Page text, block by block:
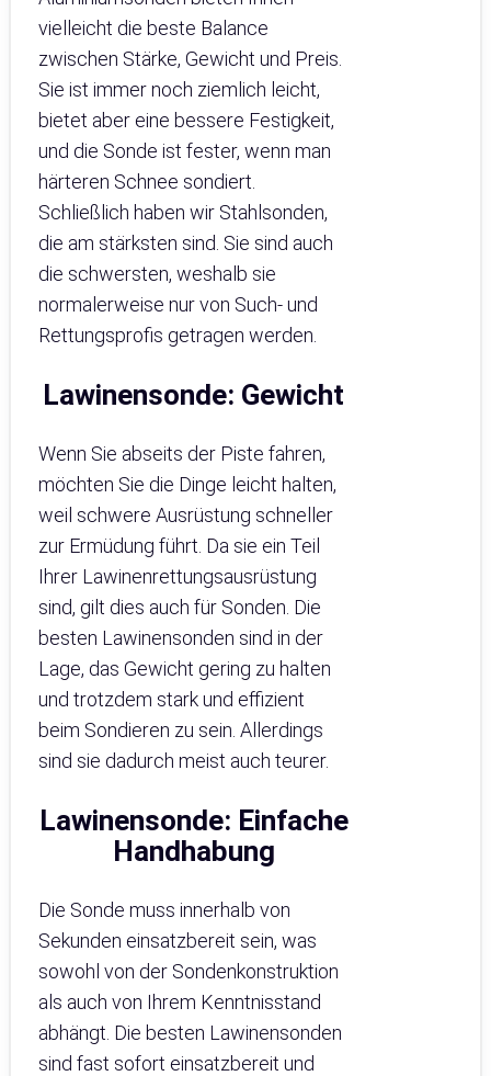
vielleicht die beste Balance
zwischen Stärke, Gewicht und Preis.
Sie ist immer noch ziemlich leicht,
bietet aber eine bessere Festigkeit,
und die Sonde ist fester, wenn man
härteren Schnee sondiert.
Schließlich haben wir Stahlsonden,
die am stärksten sind. Sie sind auch
die schwersten, weshalb sie
normalerweise nur von Such- und
Rettungsprofis getragen werden.
Lawinensonde: Gewicht
Wenn Sie abseits der Piste fahren,
möchten Sie die Dinge leicht halten,
weil schwere Ausrüstung schneller
zur Ermüdung führt. Da sie ein Teil
Ihrer Lawinenrettungsausrüstung
sind, gilt dies auch für Sonden. Die
besten Lawinensonden sind in der
Lage, das Gewicht gering zu halten
und trotzdem stark und effizient
beim Sondieren zu sein. Allerdings
sind sie dadurch meist auch teurer.
Lawinensonde: Einfache
Handhabung
Die Sonde muss innerhalb von
Sekunden einsatzbereit sein, was
sowohl von der Sondenkonstruktion
als auch von Ihrem Kenntnisstand
abhängt. Die besten Lawinensonden
sind fast sofort einsatzbereit und